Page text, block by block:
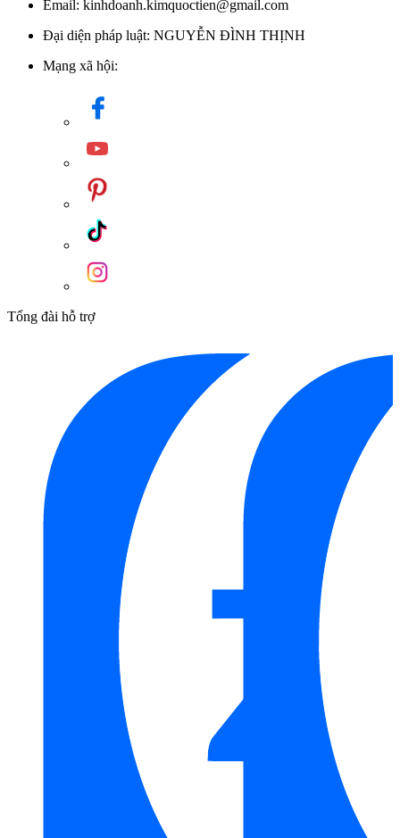
Email: kinhdoanh.kimquoctien@gmail.com
Đại diện pháp luật: NGUYỄN ĐÌNH THỊNH
Mạng xã hội:
Tổng đài hỗ trợ